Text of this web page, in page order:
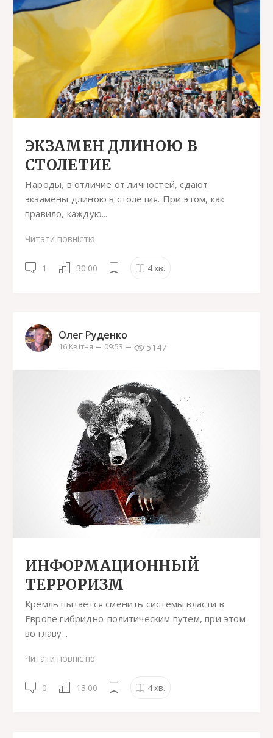
ЭКЗАМЕН ДЛИНОЮ В
СТОЛЕТИЕ
Народы, в отличие от личностей, сдают
экзамены длиною в столетия. При этом, как
правило, каждую...
Читати повністю
1 30.00 4хв.
Олег Руденко
16 Квітня 09:53 5147
ИНФОРМАЦИОННЫЙ
ТЕРРОРИЗМ
Кремль пытается сменить системы власти в
Европе гибридно-политическим путем, при этом
во главу...
Читати повністю
0 13.00 4хв.